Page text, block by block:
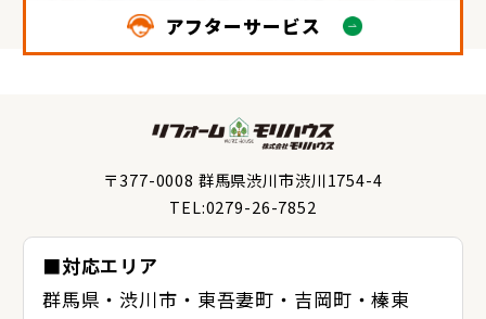
アフターサービス
〒377-0008 群馬県渋川市渋川1754-4
TEL:0279-26-7852
■対応エリア
群馬県・渋川市・東吾妻町・吉岡町・榛東